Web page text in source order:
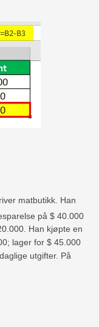
matbutikk. Han
på $ 40.000
Han kjøpte en
lager for $ 45.000
utgifter. På